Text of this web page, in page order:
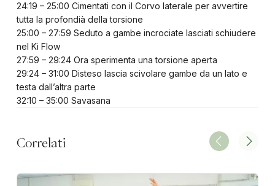
24:19 – 25:00 Cimentati con il Corvo laterale per avvertire
tutta la profondià della torsione
25:00 – 27:59 Seduto a gambe incrociate lasciati schiudere
nel Ki Flow
27:59 – 29:24 Ora sperimenta una torsione aperta
29:24 – 31:00 Disteso lascia scivolare gambe da un lato e
testa dall’altra parte
32:10 – 35:00 Savasana
Correlati